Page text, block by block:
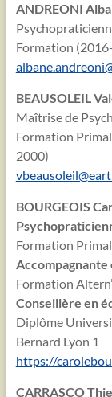
ANDREONI
Formation
BEAUSOLEIL
Maîtrise de
Formation
2000)
BOURGEOIS
Formation
Formation
Conseillère en
Diplôme
Bernard Lyon 1
https://
CARRASCO